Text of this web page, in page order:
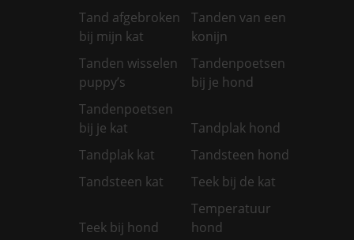
Tand afgebroken
bij mijn kat
Tanden van een
konijn
Tanden wisselen
puppy’s
Tandenpoetsen
bij je hond
Tandenpoetsen
bij je kat
Tandplak hond
Tandplak kat
Tandsteen hond
Tandsteen kat
Teek bij de kat
Teek bij hond
Temperatuur
hond